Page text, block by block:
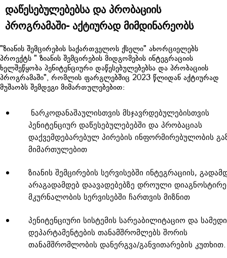
დაწესებულებებსა და პრობაციის
პროგრამაში- აქტიურად მიმდინარეობს
"ზიანის შემცირების საქართველოს ქსელი" ახორციელებს
პროექტს " ზიანის შემცირების მიდგომების ინტეგრაციის
ხელშეწყობა პენიტენციური დაწესებულებებსა და პრობაციის
პროგრამაში", რომლის ფარგლებშიც 2023 წლიდან აქტიურად
მუშაობს შემდეგი მიმართულებებით:
ნარკოდანაშაულისთვის მსჯავრდებულებისთვის
პენიტენციურ დაწესებულებებში და პრობაციას
დაქვემდებარებულ პირების ინფორმირებულობის
მიმართულებით
ზიანის შემცირების სერვისებში ინტეგრაციის,
არაგადამდებ დაავადებებზე დროული
მკურნალობის სერვისებში ჩართვის მიზნით
პენიტენციური სისტემის სარეაბილიტაციო და
დეპარტამენტების თანამშრომლებს შორის
თანამშრომლობის დანერგვა/განვითარების კუთხით.